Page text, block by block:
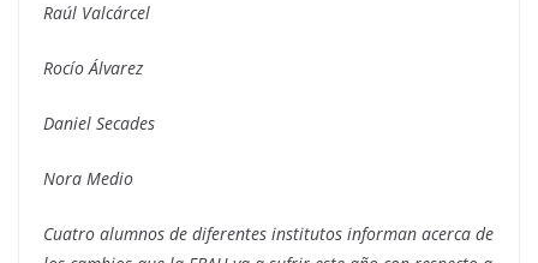
Raúl Valcárcel
Rocío Álvarez
Daniel Secades
Nora Medio
Cuatro alumnos de diferentes institutos informan acerca de